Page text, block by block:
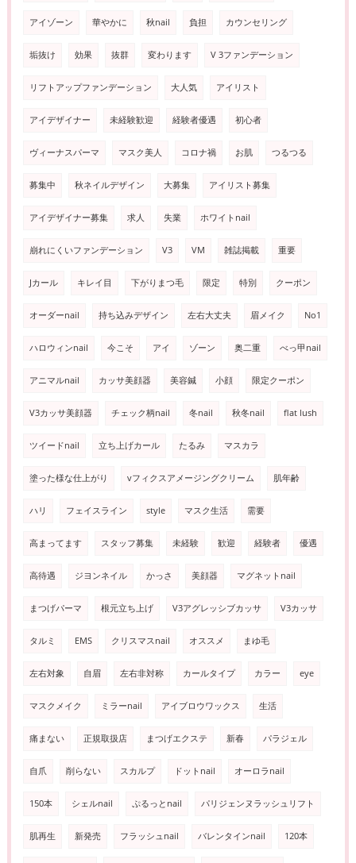
アイゾーン 華やかに 秋nail 負担 カウンセリング
垢抜け 効果 抜群 変わります V 3ファンデーション
リフトアップファンデーション 大人気 アイリスト
アイデザイナー 未経験歓迎 経験者優遇 初心者
ヴィーナスパーマ マスク美人 コロナ禍 お肌 つるつる
募集中 秋ネイルデザイン 大募集 アイリスト募集
アイデザイナー募集 求人 失業 ホワイトnail
崩れにくいファンデーション V3 VM 雑誌掲載 重要
Jカール キレイ目 下がりまつ毛 限定 特別 クーポン
オーダーnail 持ち込みデザイン 左右大丈夫 眉メイク No1
ハロウィンnail 今こそ アイ ゾーン 奥二重 べっ甲nail
アニマルnail カッサ美顔器 美容鍼 小顔 限定クーポン
V3カッサ美顔器 チェック柄nail 冬nail 秋冬nail flat lush
ツイードnail 立ち上げカール たるみ マスカラ
塗った様な仕上がり vフィクスアメージングクリーム 肌年齢
ハリ フェイスライン style マスク生活 需要
高まってます スタッフ募集 未経験 歓迎 経験者 優遇
高待遇 ジヨンネイル かっさ 美顔器 マグネットnail
まつげパーマ 根元立ち上げ V3アグレッシブカッサ V3カッサ
タルミ EMS クリスマスnail オススメ まゆ毛
左右対象 自眉 左右非対称 カールタイプ カラー eye
マスクメイク ミラーnail アイブロウワックス 生活
痛まない 正規取扱店 まつげエクステ 新春 パラジェル
自爪 削らない スカルプ ドットnail オーロラnail
150本 シェルnail ぷるっとnail パリジェンヌラッシュリフト
肌再生 新発売 フラッシュnail バレンタインnail 120本